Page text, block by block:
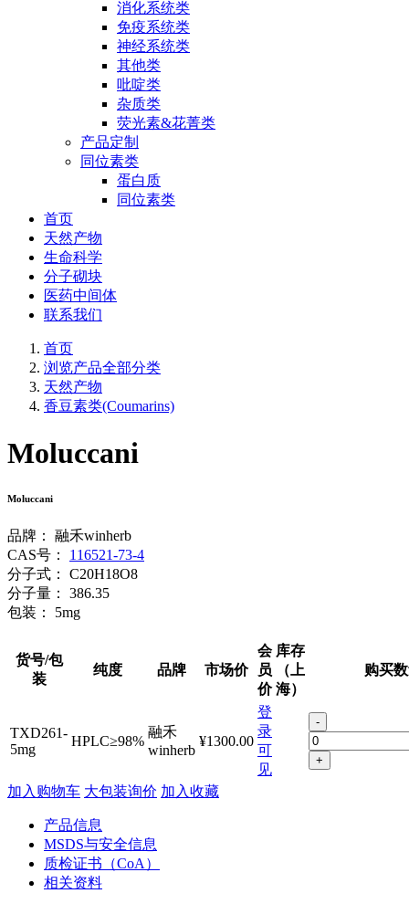
消化系统类
免疫系统类
神经系统类
其他类
吡啶类
杂质类
荧光素&花菁类
产品定制
同位素类
蛋白质
同位素类
首页
天然产物
生命科学
分子砌块
医药中间体
联系我们
首页
浏览产品全部分类
天然产物
香豆素类(Coumarins)
Moluccani
Moluccani
品牌：
融禾winherb
CAS号：
116521-73-4
分子式：
C20H18O8
分子量：
386.35
包装：
5mg
货号/包
装
纯度 品牌 市场价
会
员
价
库存
（上
海）
购买
TXD261-
5mg
HPLC≥98%
融禾
winherb
¥1300.00
登
录
可
见
-
+
加入购物车 大包装询价 加入收藏
产品信息
MSDS与安全信息
质检证书（CoA）
相关资料